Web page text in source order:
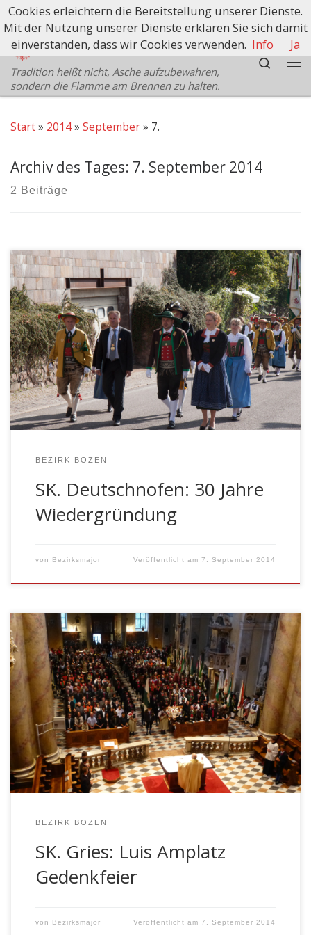
Zum Inhalt springen
Schützenbezirk Bozen
Tradition heißt nicht, Asche aufzubewahren,
sondern die Flamme am Brennen zu halten.
Search
Start» 2014» September» 7.
Archiv des Tages: 7. September 2014
2 Beiträge
Am 7. Juli 1984 fand das Wiedergründungsfest der SK.
Deutschnofen mit Fahnenweihe statt. Fahnenpatin
wurde Frau Rosa Eisath Faller. Die
Gebirgsschützenkompanie Bad Reichenhall und die
Schützenkompanie Tramin stellten die damals
Ehrenkompanien. Zum Gründungshauptmann wurde
Erich Pichler, zum Fähnrich Herbert Lutz und zum
Fahnenleutnant Franz Bewaller gewählt. 30 Jahre später
wurde […]
BEZIRK BOZEN
SK. Deutschnofen: 30 Jahre
Wiedergründung
von Bezirksmajor Veröffentlicht am7. September 2014
In der Nacht zwischen 6. und 7. September 1964 wurde
der Freiheitskämpfer Luis Amplatz ermordet. Die
Schützenkompanie „Major Josef Eisenstecken“ Gries
erinnerte sich im Rahmen einer Gedenkfeier am
Samstag an ihr Gründungsmitglied. Nach der
Kranzniederlegung am Friedhof in Bozen-Oberau und
der Heiligen Messe in der Stiftspfarrkirche Gries mit
Erzpfarrer P. […]
BEZIRK BOZEN
SK. Gries: Luis Amplatz
Gedenkfeier
von Bezirksmajor Veröffentlicht am7. September 2014
Cookies erleichtern die Bereitstellung unserer Dienste.
Mit der Nutzung unserer Dienste erklären Sie sich damit
einverstanden, dass wir Cookies verwenden. Info Ja